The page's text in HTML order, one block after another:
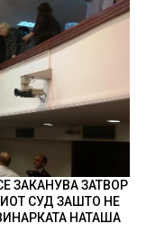
ЗАКАНУВА ЗАТВОР
СУД ЗАШТО НЕ
НАТАША